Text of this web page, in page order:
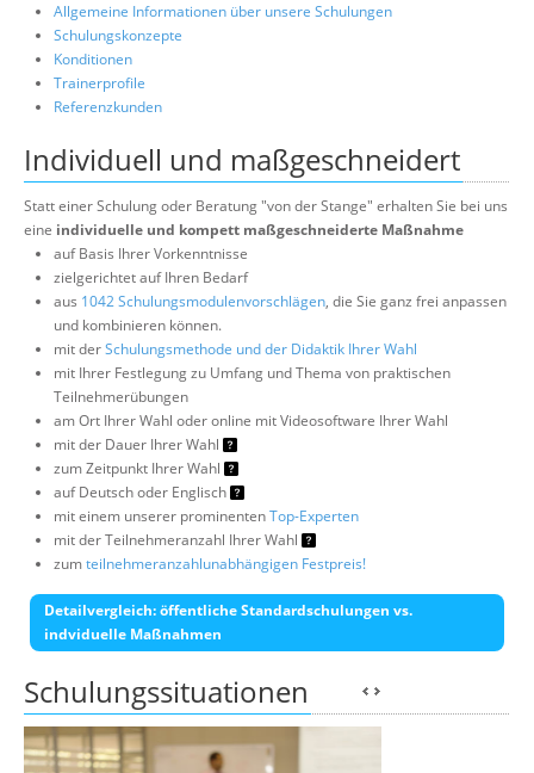
Allgemeine Informationen über unsere Schulungen
Schulungskonzepte
Konditionen
Trainerprofile
Referenzkunden
Individuell und maßgeschneidert
Statt einer Schulung oder Beratung "von der Stange" erhalten Sie bei uns
eine individuelle und kompett maßgeschneiderte Maßnahme
auf Basis Ihrer Vorkenntnisse
zielgerichtet auf Ihren Bedarf
aus 1042 Schulungsmodulenvorschlägen, die Sie ganz frei anpassen
und kombinieren können.
mit derSchulungsmethode und der Didaktik Ihrer Wahl
mit Ihrer Festlegung zu Umfang und Thema von praktischen
Teilnehmerübungen
am Ort Ihrer Wahl oder online mit Videosoftware Ihrer Wahl
mit der Dauer Ihrer Wahl
zum Zeitpunkt Ihrer Wahl
auf Deutsch oder Englisch
mit einem unserer prominentenTop-Experten
mit der Teilnehmeranzahl Ihrer Wahl
zumteilnehmeranzahlunabhängigen Festpreis!
Detailvergleich: öffentliche Standardschulungen vs.
indviduelle Maßnahmen
Schulungssituationen